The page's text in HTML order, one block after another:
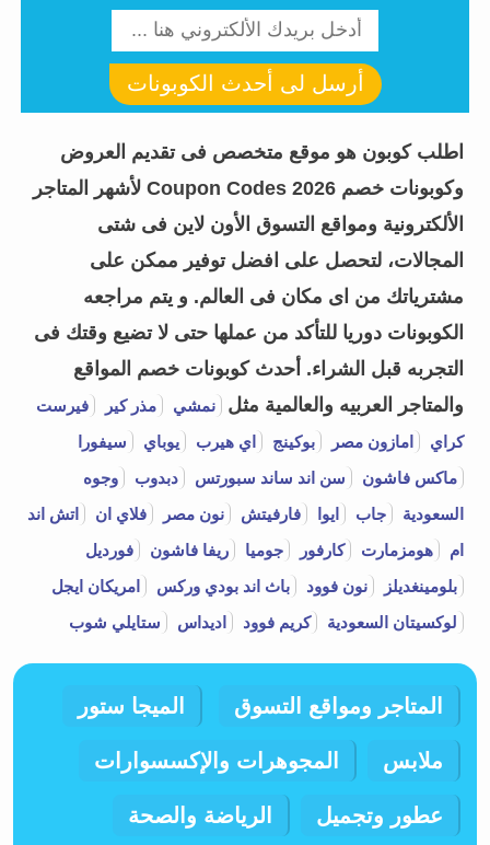
أرسل لى أحدث الكوبونات
اطلب كوبون هو موقع متخصص فى تقديم العروض
وكوبونات خصم Coupon Codes 2026 لأشهر المتاجر
الألكترونية ومواقع التسوق الأون لاين فى شتى
المجالات، لتحصل على افضل توفير ممكن على
مشترياتك من اى مكان فى العالم. و يتم مراجعه
الكوبونات دوريا للتأكد من عملها حتى لا تضيع وقتك فى
التجربه قبل الشراء. أحدث كوبونات خصم المواقع
والمتاجر العربيه والعالمية مثل
نمشي مذر كير
فيرست
كراي
امازون مصر بوكينج اي هيرب يوباي
سيفورا
ماكس فاشون
سن اند ساند سبورتس دبدوب
وجوه
السعودية
جاب ايوا فارفيتش نون مصر فلاي ان
اتش اند
ام
هومزمارت كارفور جوميا ريفا فاشون
فورديل
بلومينغديلز
نون فوود باث اند بودي وركس
امريكان ايجل
لوكسيتان السعودية
كريم فوود اديداس ستايلي شوب
المتاجر ومواقع التسوق الميجا ستور
ملابس المجوهرات والإكسسوارات
عطور وتجميل الرياضة والصحة